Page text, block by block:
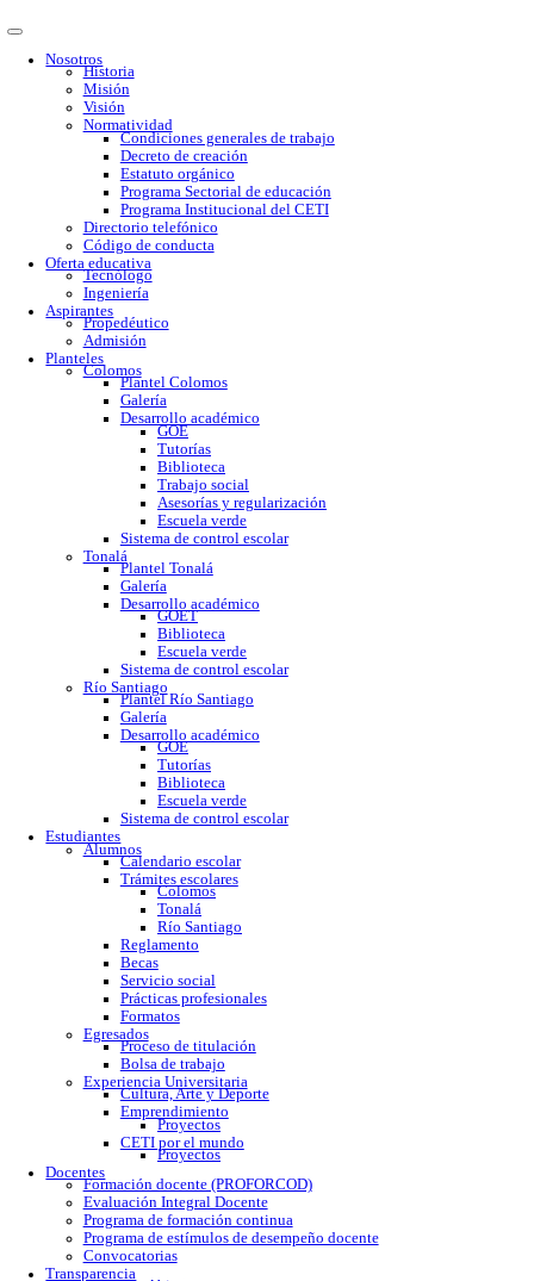
Nosotros
Historia
Misión
Visión
Normatividad
Condiciones generales de trabajo
Decreto de creación
Estatuto orgánico
Programa Sectorial de educación
Programa Institucional del CETI
Directorio telefónico
Código de conducta
Oferta educativa
Tecnólogo
Ingeniería
Aspirantes
Propedéutico
Admisión
Colomos
Plantel Colomos
Galería
Desarrollo académico
GOE
Tutorías
Trabajo social
Asesorías y regularización
Escuela verde
Sistema de control escolar
Tonalá
Plantel Tonalá
Galería
Desarrollo académico
GOET
Biblioteca
Escuela verde
Río Santiago
Plantel Río Santiago
Galería
Desarrollo académico
GOE
Tutorías
Biblioteca
Escuela verde
Sistema de control escolar
Estudiantes
Alumnos
Calendario escolar
Trámites escolares
Colomos
Tonalá
Río Santiago
Reglamento
Becas
Servicio social
Prácticas profesionales